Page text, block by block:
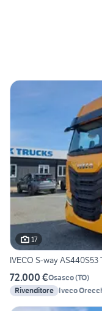
17
IVECO S-way AS440S53
72.000 €Osasco(TO)
Rivenditore Iveco